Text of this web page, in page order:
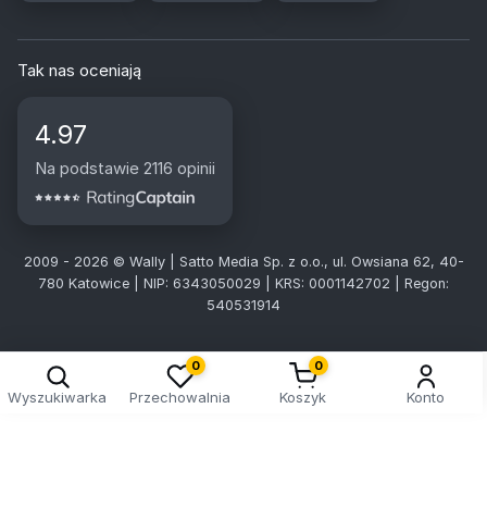
Tak nas oceniają
4.97
Na podstawie 2116 opinii
2009 - 2026 © Wally | Satto Media Sp. z o.o., ul. Owsiana 62, 40-
780 Katowice | NIP: 6343050029 | KRS: 0001142702 | Regon:
540531914
Wyszukiwarka
0
Przechowalnia
0
Koszyk Konto